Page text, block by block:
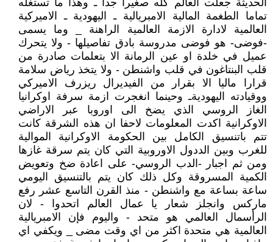
الحديثة جعلت العالم كله صغيرا جدا ـ وهذا ما تستغله
تماما الطغمة المالية الامبريالية ـ اليهودية ـ الاميركية
العالمية لادارة الازمة العالمية الراهنة _ وما يسمى
-فوضى- هو فوضى مدروسة بادق تفاصيلها - ولا يتحرك
عميل في خلدة او عين الرمانة الا بتعلمات صادرة من
قلب البنتاغون في قلب واشنطن - ولا يتخذ رياض سلامة
قرارا ماليا الا بقرار من الفيديرال ريزرف الاميركي
ووقيادته اليهوديةـ وحينما انغجرت ازمة سرفة اوكرانيا
الغاز الروسي الذي يضخ الى اوروبا عبر الاراضي
الاوكرانية اكدت المعلومات لاحفا ان هذه الشرقة كانت
تتم باتنسيق الكامل بين الحكومة الاوكرانية الموالية
للغرب وبين الددول الاوروبية التي كان يتم سرقة غازها
ومن ثم اجبار -الدب الروسي- على اعادة ضخ وتعويض
الكمية المسروقة وكل ذلك كان يتم بالتنسيق اليومي
ساعة بساعة مع واشنطن - منذ القرن التاسع عشر رفع
ماركس وانجلز شعار يا عمال العالم اتحدوا - لان
الرأسمال العالمي هو متحد - واليوم فإن الامبريالية
العالمية هي متحدة اكثر من اي وقت مضى _ ويكفي اي